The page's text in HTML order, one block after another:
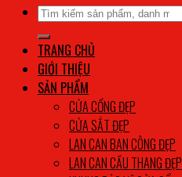
Tìm
kiếm:
TRANG CHỦ
GIỚI THIỆU
SẢN PHẨM
CỬA CỔNG ĐẸP
CỬA SẮT ĐẸP
LAN CAN BAN CÔNG ĐẸP
LAN CAN CẦU THANG ĐẸP